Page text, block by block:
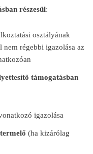
részesül:
osztályának
régebbi igazolása az
támogatásban
igazolása
(ha kizárólag